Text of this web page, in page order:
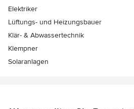
Elektriker
Lüftungs- und Heizungsbauer
Klär- & Abwassertechnik
Klempner
Solaranlagen